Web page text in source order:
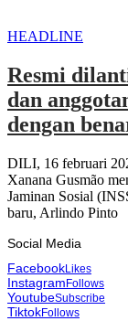
HEADLINE
Resmi
dan
dengan
DILI, 16 februari
Xanana Gusmão
Jaminan Sosial
baru, Arlindo Pinto
Social Media
Facebook Likes
Instagram Follows
YoutubeSubscribe
TiktokFollows